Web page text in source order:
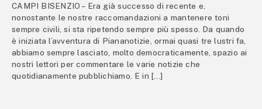
CAMPI BISENZIO – Era già successo di recente e,
nonostante le nostre raccomandazioni a mantenere toni
sempre civili, si sta ripetendo sempre più spesso. Da quando
è iniziata l’avventura di Piananotizie, ormai quasi tre lustri fa,
abbiamo sempre lasciato, molto democraticamente, spazio ai
nostri lettori per commentare le varie notizie che
quotidianamente pubblichiamo. E in […]